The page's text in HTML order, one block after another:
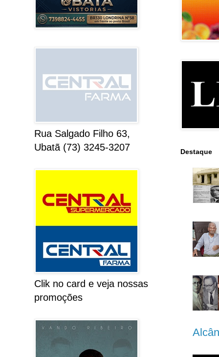
Destaque
Rua Salgado Filho 63,
Ubatã (73) 3245-3207
Clik no card e veja nossas
promoções